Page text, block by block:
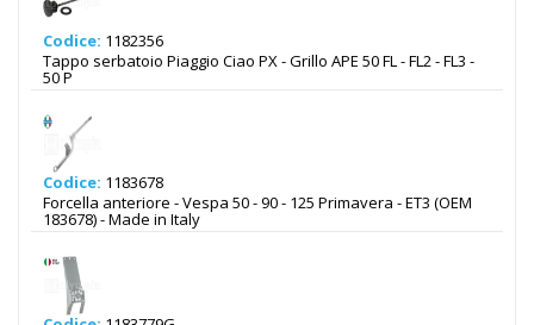
Codice: 1182356
Tappo serbatoio Piaggio Ciao PX - Grillo APE 50 FL - FL2 - FL3 -
50 P
Codice: 1183678
Forcella anteriore - Vespa 50 - 90 - 125 Primavera - ET3 (OEM
183678) - Made in Italy